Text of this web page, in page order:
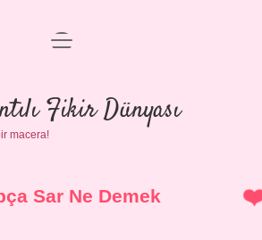
Anasayfa
Gizlilik Politikası
Yasal Uyarı
menüyü
Fikir Dünyası
macera!
Sar Ne Demek